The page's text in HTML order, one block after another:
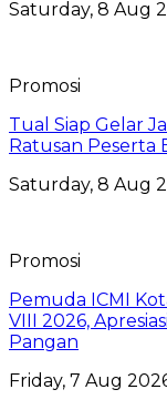
Saturday, 8 Aug
Promosi
Tual Siap Gelar
Ratusan Peserta
Saturday, 8 Aug
Promosi
Pemuda ICMI
VIII 2026,
Pangan
Friday, 7 Aug